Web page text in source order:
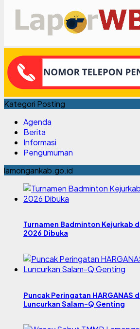
Kategori Posting
Agenda
Berita
Informasi
Pengumuman
lamongankab.go.id
Turnamen Badminton Kejurkab
2026 Dibuka
Puncak Peringatan HARGANAS
Luncurkan Salam-Q Genting